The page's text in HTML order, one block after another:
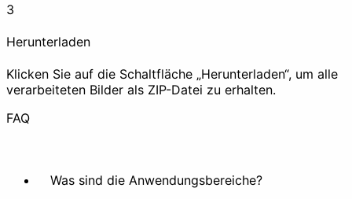
3
Herunterladen
Klicken Sie auf die Schaltfläche „Herunterladen“, um alle
verarbeiteten Bilder als ZIP-Datei zu erhalten.
FAQ
Was sind die Anwendungsbereiche?